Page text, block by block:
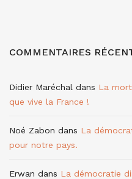
COMMENTAIRES
Didier Maréchal dans La
que vive la France !
Noé Zabon dans La
pour notre pays.
Erwan dans La démocratie